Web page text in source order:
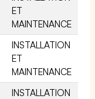
ET
MAINTENANCE
INSTALLATION
ET
MAINTENANCE
INSTALLATION